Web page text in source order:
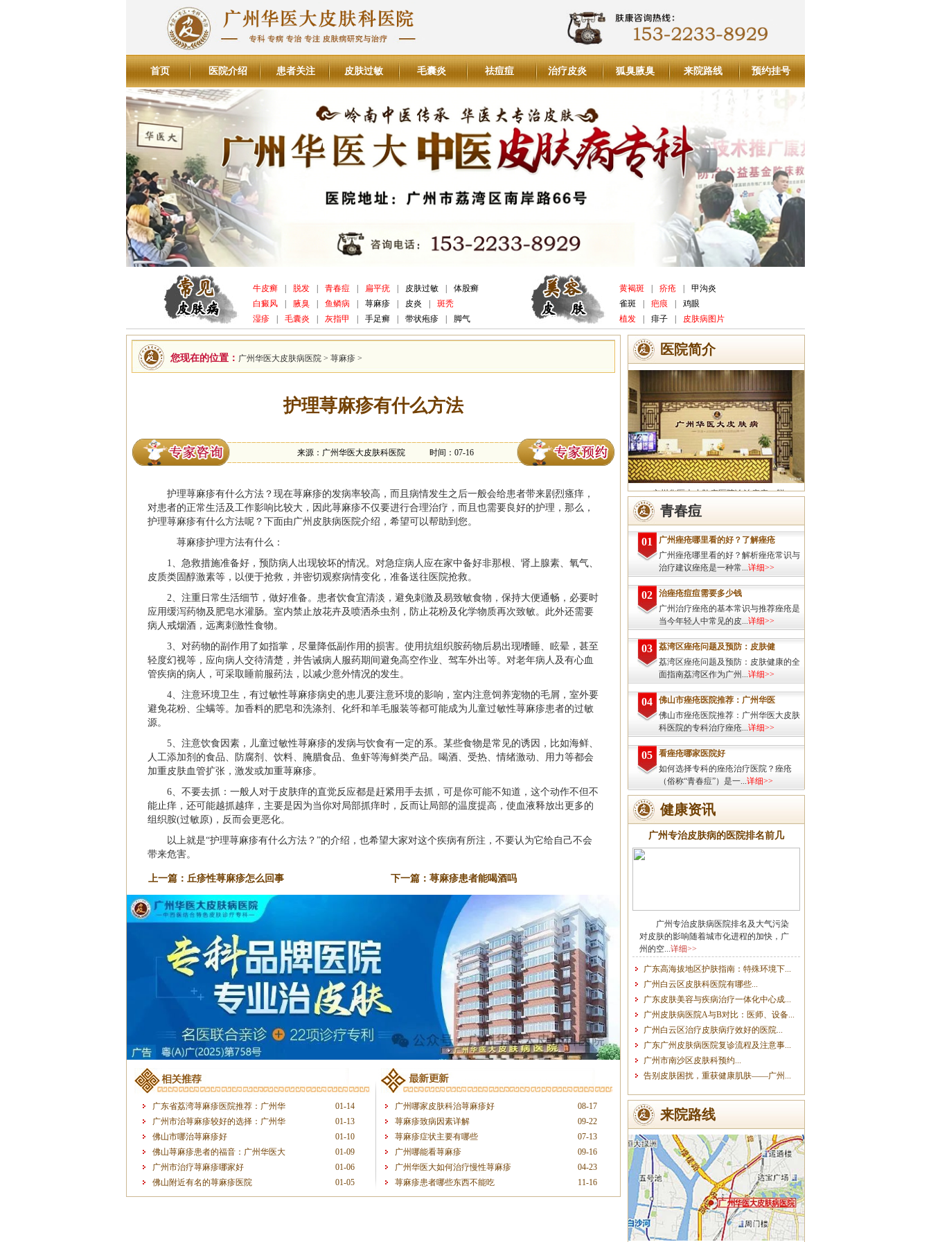
首页 医院介绍 患者关注 皮肤过敏 毛囊炎 祛痘痘 治疗皮炎 狐臭腋臭 来院路线 预约挂号
牛皮癣 脱发 青春痘 扁平疣 皮肤过敏
体股癣
白癜风
腋臭 鱼鳞病 荨麻疹 皮炎
斑秃
湿疹
毛囊炎 灰指甲 手足癣 带状疱疹 脚气
黄褐斑 疥疮
甲沟炎
雀斑
疤痕
鸡眼
植发
痱子 皮肤病图片
您现在的位置： 广州华医大皮肤病医院 > 荨麻疹 >
护理荨麻疹有什么方法
来源：广州华医大皮肤科医院 时间：07-16
护理荨麻疹有什么方法？现在荨麻疹的发病率较高，而且病情发生之后一般会给患者带来剧烈瘙痒，
对患者的正常生活及工作影响比较大，因此荨麻疹不仅要进行合理治疗，而且也需要良好的护理，那么，
护理荨麻疹有什么方法呢？下面由广州皮肤病医院介绍，希望可以帮助到您。
荨麻疹护理方法有什么：
1、急救措施准备好，预防病人出现较坏的情况。对急症病人应在家中备好非那根、肾上腺素、氧气、
皮质类固醇激素等，以便于抢救，并密切观察病情变化，准备送往医院抢救。
2、注重日常生活细节，做好准备。患者饮食宜清淡，避免刺激及易致敏食物，保持大便通畅，必要时
应用缓泻药物及肥皂水灌肠。室内禁止放花卉及喷洒杀虫剂，防止花粉及化学物质再次致敏。此外还需要
病人戒烟酒，远离刺激性食物。
3、对药物的副作用了如指掌，尽量降低副作用的损害。使用抗组织胺药物后易出现嗜睡、眩晕，甚至
轻度幻视等，应向病人交待清楚，并告诫病人服药期间避免高空作业、驾车外出等。对老年病人及有心血
管疾病的病人，可采取睡前服药法，以减少意外情况的发生。
4、注意环境卫生，有过敏性荨麻疹病史的患儿要注意环境的影响，室内注意饲养宠物的毛屑，室外要
避免花粉、尘螨等。加香料的肥皂和洗涤剂、化纤和羊毛服装等都可能成为儿童过敏性荨麻疹患者的过敏
源。
5、注意饮食因素，儿童过敏性荨麻疹的发病与饮食有一定的系。某些食物是常见的诱因，比如海鲜、
人工添加剂的食品、防腐剂、饮料、腌腊食品、鱼虾等海鲜类产品。喝酒、受热、情绪激动、用力等都会
加重皮肤血管扩张，激发或加重荨麻疹。
6、不要去抓：一般人对于皮肤痒的直觉反应都是赶紧用手去抓，可是你可能不知道，这个动作不但不
能止痒，还可能越抓越痒，主要是因为当你对局部抓痒时，反而让局部的温度提高，使血液释放出更多的
组织胺(过敏原)，反而会更恶化。
以上就是“护理荨麻疹有什么方法？”的介绍，也希望大家对这个疾病有所注，不要认为它给自己不会
带来危害。
下一篇： 荨麻疹患者能喝酒吗
上一篇： 丘疹性荨麻疹怎么回事
01-14
广东省荔湾荨麻疹医院推荐：广州华
01-13
广州市治荨麻疹较好的选择：广州华
01-10
佛山市哪治荨麻疹好
01-09
佛山荨麻疹患者的福音：广州华医大
01-06
广州市治疗荨麻疹哪家好
01-05
佛山附近有名的荨麻疹医院
08-17
广州哪家皮肤科治荨麻疹好
09-22
荨麻疹致病因素详解
07-13
荨麻疹症状主要有哪些
09-16
广州哪能看荨麻疹
04-23
广州华医大如何治疗慢性荨麻疹
11-16
荨麻疹患者哪些东西不能吃
医院简介
广州华医大皮肤病医院诊治痤疮、脱
发、灰指甲、荨麻疹、湿疹、皮炎、斑秃、
皮肤过敏、扁平疣、带状疱疹、皮肤瘙痒、
皮肤过敏等皮肤疾病的治疗方面...详细>>
青春痘
01
广州痤疮哪里看的好？了解痤疮
广州痤疮哪里看的好？解析痤疮常识与
治疗建议痤疮是一种常...详细>>
02
治痤疮痘痘需要多少钱
广州治疗痤疮的基本常识与推荐痤疮是
当今年轻人中常见的皮...详细>>
03
荔湾区痤疮问题及预防：皮肤健
荔湾区痤疮问题及预防：皮肤健康的全
面指南荔湾区作为广州...详细>>
04
佛山市痤疮医院推荐：广州华医
佛山市痤疮医院推荐：广州华医大皮肤
科医院的专科治疗痤疮...详细>>
05
看痤疮哪家医院好
如何选择专科的痤疮治疗医院？痤疮
（俗称“青春痘”）是一...详细>>
健康资讯
广州专治皮肤病的医院排名前几
广州专治皮肤病医院排名及大气污染
对皮肤的影响随着城市化进程的加快，广
州的空...详细>>
广东高海拔地区护肤指南：特殊环境下...
广州白云区皮肤科医院有哪些...
广东皮肤美容与疾病治疗一体化中心成...
广州皮肤病医院A与B对比：医师、设备...
广州白云区治疗皮肤病疗效好的医院...
广东广州皮肤病医院复诊流程及注意事...
广州市南沙区皮肤科预约...
告别皮肤困扰，重获健康肌肤——广州...
来院路线